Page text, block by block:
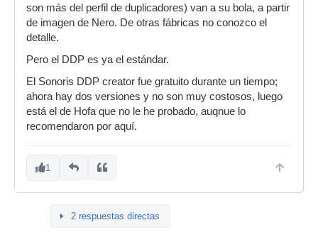
son más del perfil de duplicadores) van a su bola, a partir
de imagen de Nero. De otras fábricas no conozco el
detalle.
Pero el DDP es ya el estándar.
El Sonoris DDP creator fue gratuito durante un tiempo;
ahora hay dos versiones y no son muy costosos, luego
está el de Hofa que no le he probado, auqnue lo
recomendaron por aquí.
1
2 respuestas directas